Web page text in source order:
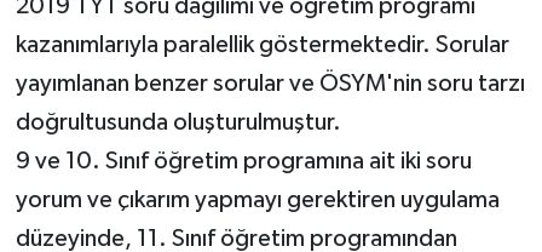
2019 TYT soru dağılımı ve öğretim programı
kazanımlarıyla paralellik göstermektedir. Sorular
yayımlanan benzer sorular ve ÖSYM'nin soru tarzı
doğrultusunda oluşturulmuştur.
9 ve 10. Sınıf öğretim programına ait iki soru
yorum ve çıkarım yapmayı gerektiren uygulama
düzeyinde, 11. Sınıf öğretim programından